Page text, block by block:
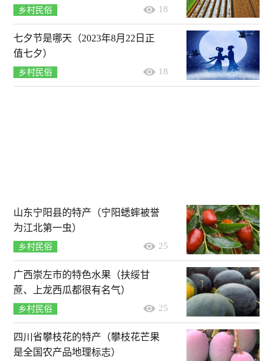
乡村民俗 18
七夕节是哪天（2023年8月22日正
值七夕）
乡村民俗 18
山东宁阳县的特产（宁阳蟋蟀被誉
为江北第一虫）
乡村民俗 25
广西崇左市的特色水果（扶绥甘
蔗、上龙西瓜都很有名气）
乡村民俗 25
四川省攀枝花的特产（攀枝花芒果
是全国农产品地理标志）